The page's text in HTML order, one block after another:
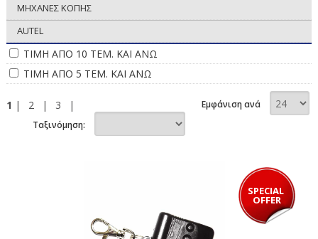
ΜΗΧΑΝΕΣ ΚΟΠΗΣ
AUTEL
ΤΙΜΗ ΑΠΟ 10 ΤΕΜ. ΚΑΙ ΑΝΩ
ΤΙΜΗ ΑΠΟ 5 ΤΕΜ. ΚΑΙ ΑΝΩ
1 | 2 | 3 |
Εμφάνιση ανά
Ταξινόμηση:
SPECIAL
OFFER